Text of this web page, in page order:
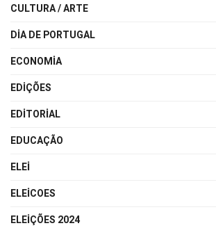
CULTURA / ARTE
DIA DE PORTUGAL
ECONOMIA
EDIÇÕES
EDITORIAL
EDUCAÇÃO
ELEI
ELEICOES
ELEIÇÕES 2024